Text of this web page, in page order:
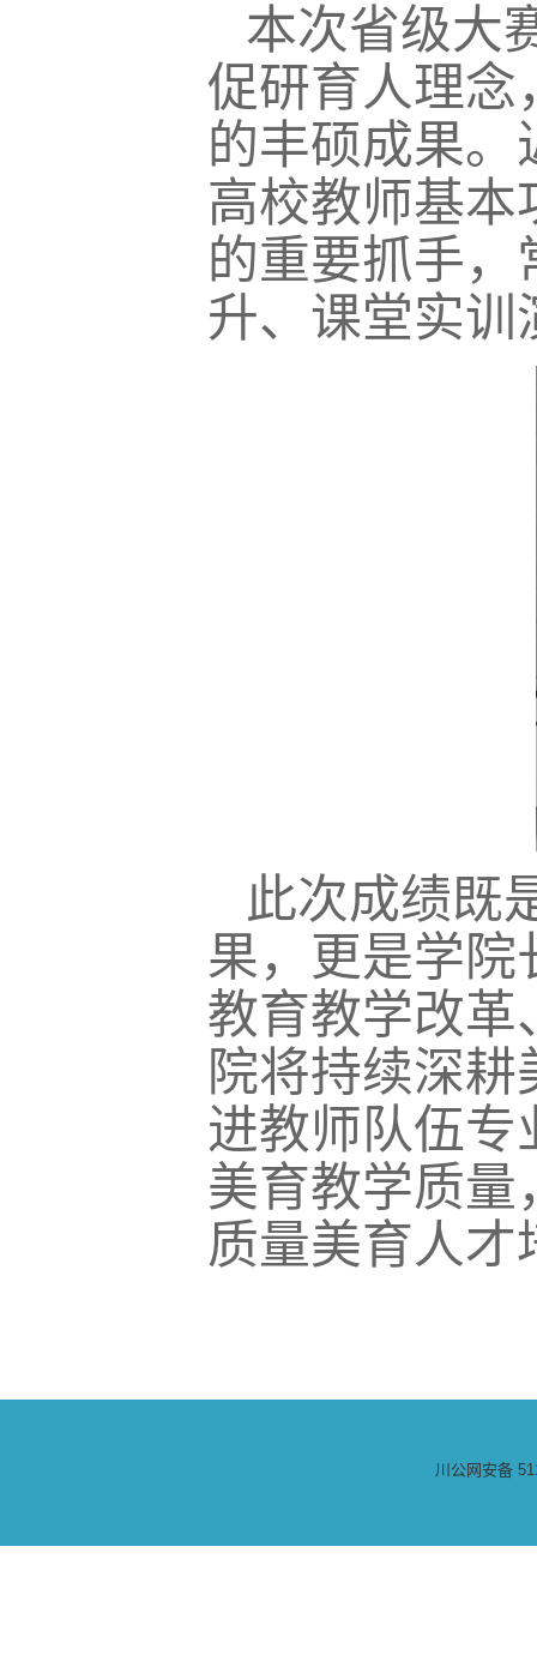
本次省级大
促研育人理念
的丰硕成果
高校教师基本
的重要抓手
升、课堂实训
此次成绩既
果，更是学院
教育教学改革
院将持续深
进教师队伍专
美育教学质量
质量美育人才
川公网安备